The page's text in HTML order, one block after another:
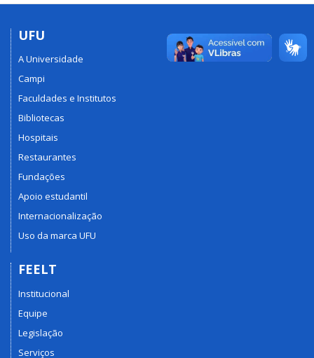
UFU
A Universidade
Campi
Faculdades e Institutos
Bibliotecas
Hospitais
Restaurantes
Fundações
Apoio estudantil
Internacionalização
Uso da marca UFU
FEELT
Institucional
Equipe
Legislação
Serviços